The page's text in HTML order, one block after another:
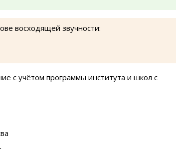
восходящей звучности:
с учётом программы института и школ с